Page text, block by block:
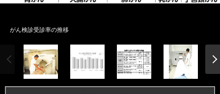
がん検診受診率の推移